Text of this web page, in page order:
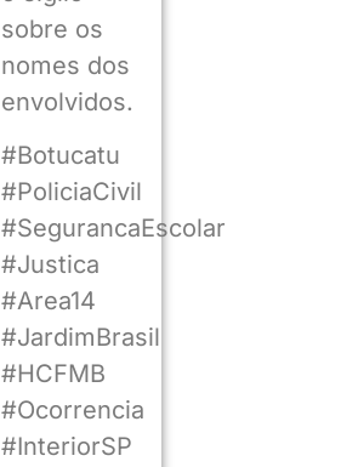
sobre os
nomes dos
envolvidos.
#Botucatu
#PoliciaCivil
#SegurancaEscolar
#Justica
#Area14
#JardimBrasil
#HCFMB
#Ocorrencia
#InteriorSP